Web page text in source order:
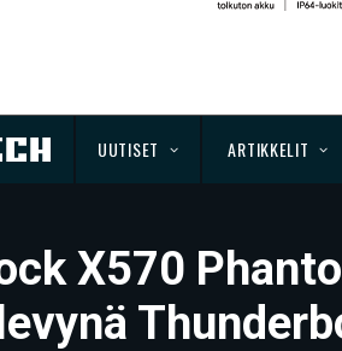
UUTISET ARTIKKELIT
X570